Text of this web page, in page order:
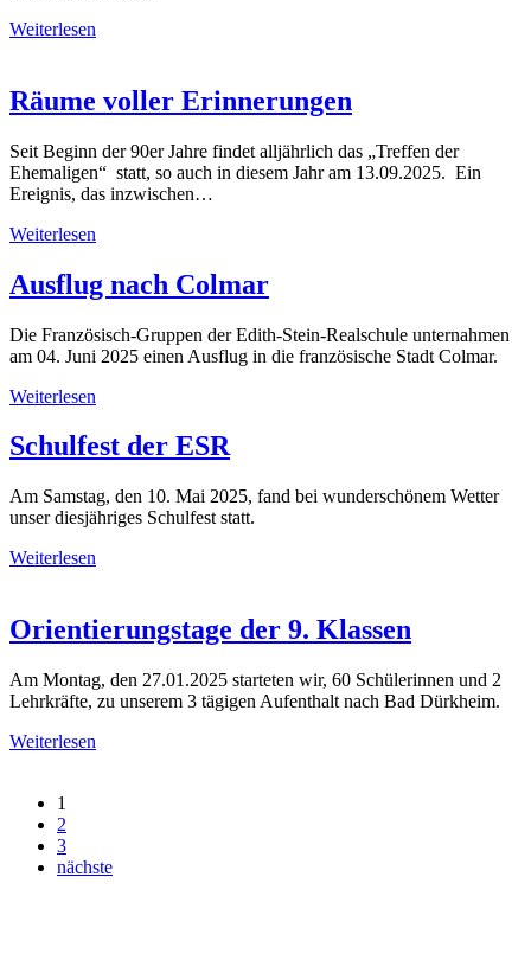
Weiterlesen
Räume voller Erinnerungen
Seit Beginn der 90er Jahre findet alljährlich das „Treffen der
Ehemaligen“ statt, so auch in diesem Jahr am 13.09.2025. Ein
Ereignis, das inzwischen…
Weiterlesen
Ausflug nach Colmar
Die Französisch-Gruppen der Edith-Stein-Realschule unternahmen
am 04. Juni 2025 einen Ausflug in die französische Stadt Colmar.
Weiterlesen
Schulfest der ESR
Am Samstag, den 10. Mai 2025, fand bei wunderschönem Wetter
unser diesjähriges Schulfest statt.
Weiterlesen
Orientierungstage der 9. Klassen
Am Montag, den 27.01.2025 starteten wir, 60 Schülerinnen und 2
Lehrkräfte, zu unserem 3 tägigen Aufenthalt nach Bad Dürkheim.
Weiterlesen
1
2
3
nächste